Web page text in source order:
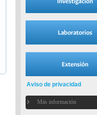
Aviso de privacidad
Más información